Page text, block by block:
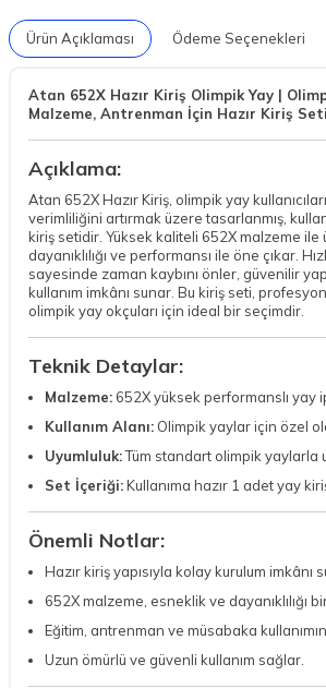
Ürün Açıklaması Ödeme Seçenekleri
Atan 652X Hazır Kiriş Olimpik Yay |
Malzeme, Antrenman İçin Hazır Kiriş Seti
Açıklama:
Atan 652X Hazır Kiriş, olimpik yay
verimliliğini artırmak üzere tasarlanmış,
kiriş setidir. Yüksek kaliteli 652X malzeme ile
dayanıklılığı ve performansı ile öne çıkar.
sayesinde zaman kaybını önler, güvenilir
kullanım imkânı sunar. Bu kiriş seti,
olimpik yay okçuları için ideal bir seçimdir.
Teknik Detaylar:
Malzeme: 652X yüksek performanslı yay
Kullanım Alanı: Olimpik yaylar için özel
Uyumluluk:Tüm standart olimpik yaylarla
Set İçeriği:Kullanıma hazır 1 adet yay
Önemli Notlar:
Hazır kiriş yapısıyla kolay kurulum imkânı
652X malzeme, esneklik ve dayanıklılığı
Eğitim, antrenman ve müsabaka
Uzun ömürlü ve güvenli kullanım sağlar.